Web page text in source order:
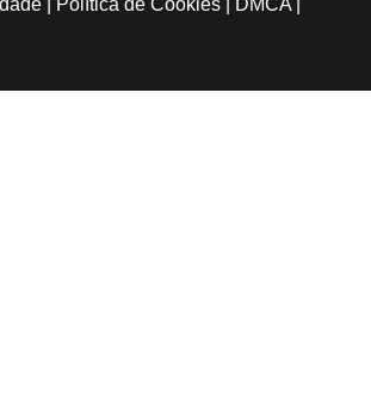
Política de Cookies DMCA